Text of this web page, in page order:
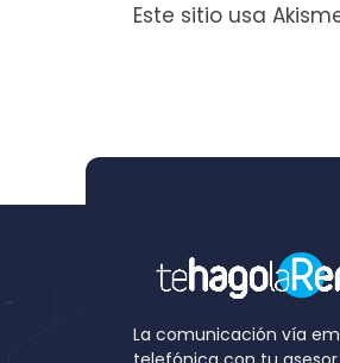
Este sitio usa
La comunicación vía